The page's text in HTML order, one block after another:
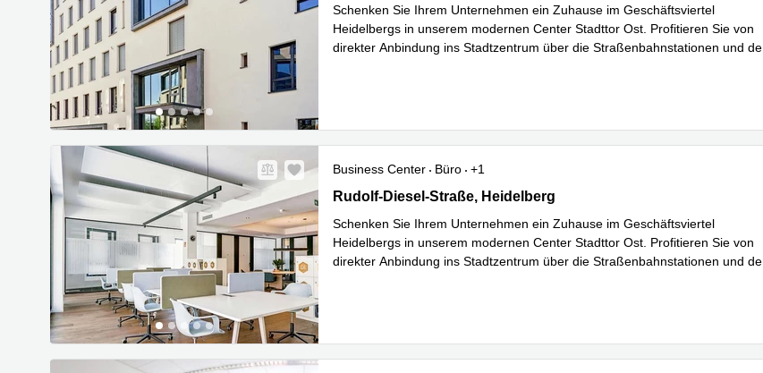
Schenken Sie Ihrem Unternehmen ein Zuhause im Geschäftsviertel
Heidelbergs in unserem modernen Center Stadttor Ost. Profitieren Sie von
direkter Anbindung ins Stadtzentrum über die Straßenbahnstationen und den
Business Center Büro
+1
Rudolf-Diesel-Straße 11, Heidelberg
Rudolf-Diesel-Straße, Heidelberg
Schenken Sie Ihrem Unternehmen ein Zuhause im Geschäftsviertel
Heidelbergs in unserem modernen Center Stadttor Ost. Profitieren Sie von
direkter Anbindung ins Stadtzentrum über die Straßenbahnstationen und den